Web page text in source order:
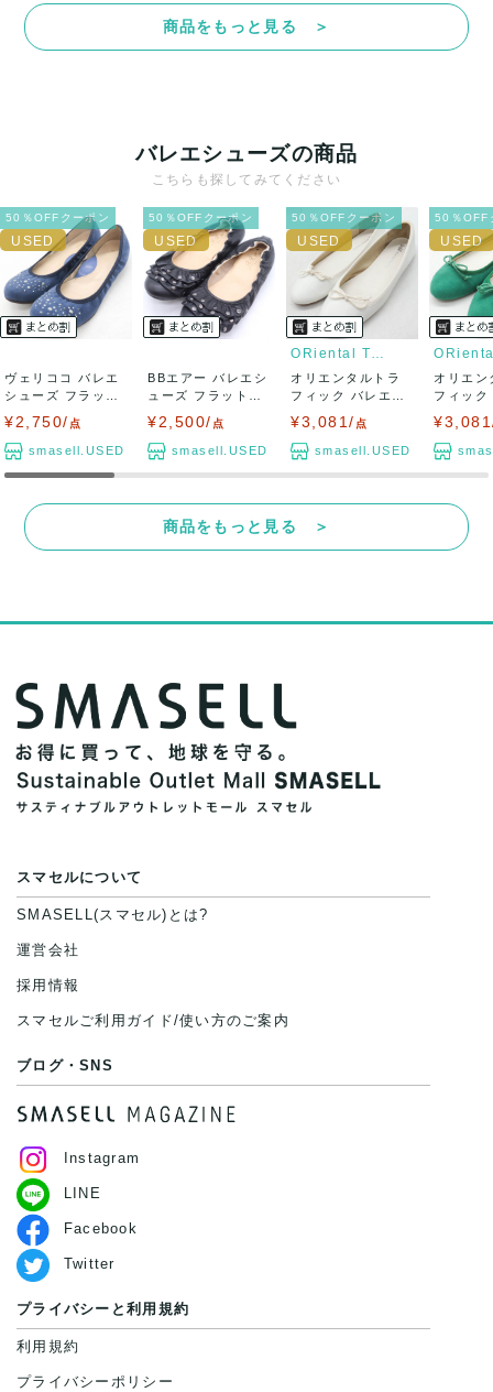
商品をもっと見る ＞
バレエシューズの商品
こちらも探してみてください
50％OFFクーポン
ヴェリココ バレエ
シューズ フラット
¥2,750/ 点
smasell.USED
50％OFFクーポン
BBエアー バレエシ
ューズ フラットシ
¥2,500/ 点
smasell.USED
50％OFFクーポン
オリエンタルトラ
フィック バレエシ
¥3,081/ 点
smasell.USED
50％OFF
オリエン
フィック
商品をもっと見る ＞
スマセルについて
SMASELL(スマセル)とは?
運営会社
採用情報
スマセルご利用ガイド/使い方のご案内
ブログ・SNS
Instagram
LINE
Facebook
Twitter
プライバシーと利用規約
利用規約
プライバシーポリシー